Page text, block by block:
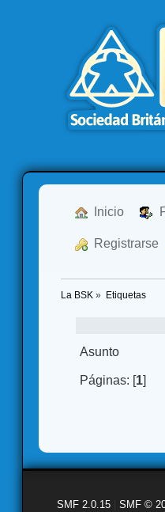
Inicio
Registrarse
La BSK » Etiquetas
Asunto
Páginas: [1]
SMF 2.0.15 SMF ©